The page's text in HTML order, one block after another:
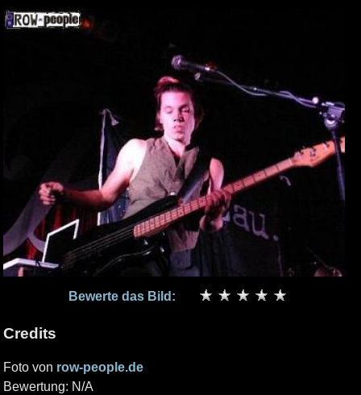
Bewerte das Bild:
Credits
Foto von row-people.de
Bewertung: N/A